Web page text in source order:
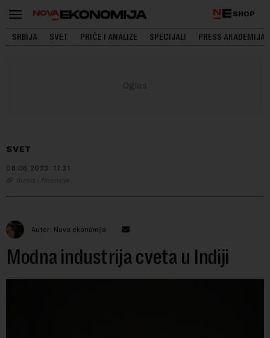
SHOP
SRBIJA SVET PRIČE I ANALIZE SPECIJALI PRESS AKADEMIJA
SVET
08.08.2023. 17:31
Biznis i finansije
Autor: Nova ekonomija
Modna industrija cveta u Indiji